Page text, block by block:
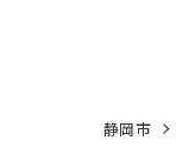
静岡市